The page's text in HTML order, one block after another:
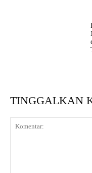
TINGGALKAN